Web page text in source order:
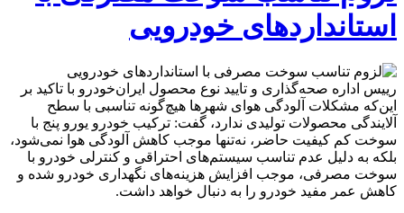
استانداردهای خودرویی
رییس اداره صحه‌گذاری و تایید نوع محصول ایران‌خودرو با تاکید بر
این‌که مشکلات آلودگی هوای شهرها هیچ‌گونه تناسبی با سطح
آلایندگی محصولات تولیدی ندارد، گفت: ترکیب خودرو یورو پنج با
سوخت کم کیفیت حاضر، نه‌تنها موجب کاهش آلودگی هوا نمی‌شود،
بلکه به دلیل عدم تناسب سیستم‌های احتراقی و کنترلی خودرو با
سوخت مصرفی، موجب افزایش هزینه‌های نگهداری خودرو شده و
کاهش عمر مفید خودرو را به دنبال خواهد داشت.